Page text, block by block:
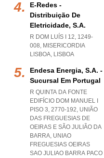
E-Redes -
Distribuição De
Eletricidade, S.a.
R DOM LUÍS I 12, 1249-
008, MISERICORDIA
LISBOA, LISBOA
Endesa Energia, S.a. -
Sucursal Em Portugal
R QUINTA DA FONTE
EDIFÍCIO DOM MANUEL I
PISO 3, 2770-192, UNIÃO
DAS FREGUESIAS DE
OEIRAS E SÃO JULIÃO DA
BARRA, UNIAO
FREGUESIAS OEIRAS
SAO JULIAO BARRA PACO